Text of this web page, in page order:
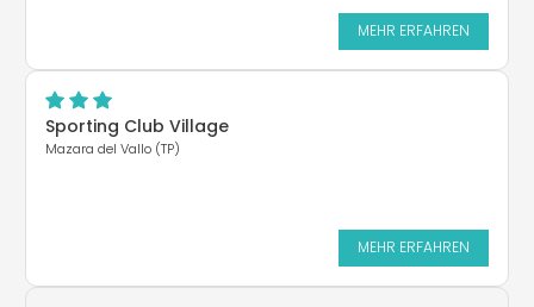
MEHR ERFAHREN
Sporting Club Village
Mazara del Vallo (TP)
MEHR ERFAHREN